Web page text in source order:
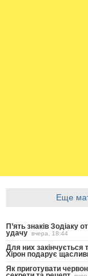
Еще
П’ять знаків Зодіаку
удачу вчера, 18:44
Для них закінчується
Хірон подарує
Як приготувати